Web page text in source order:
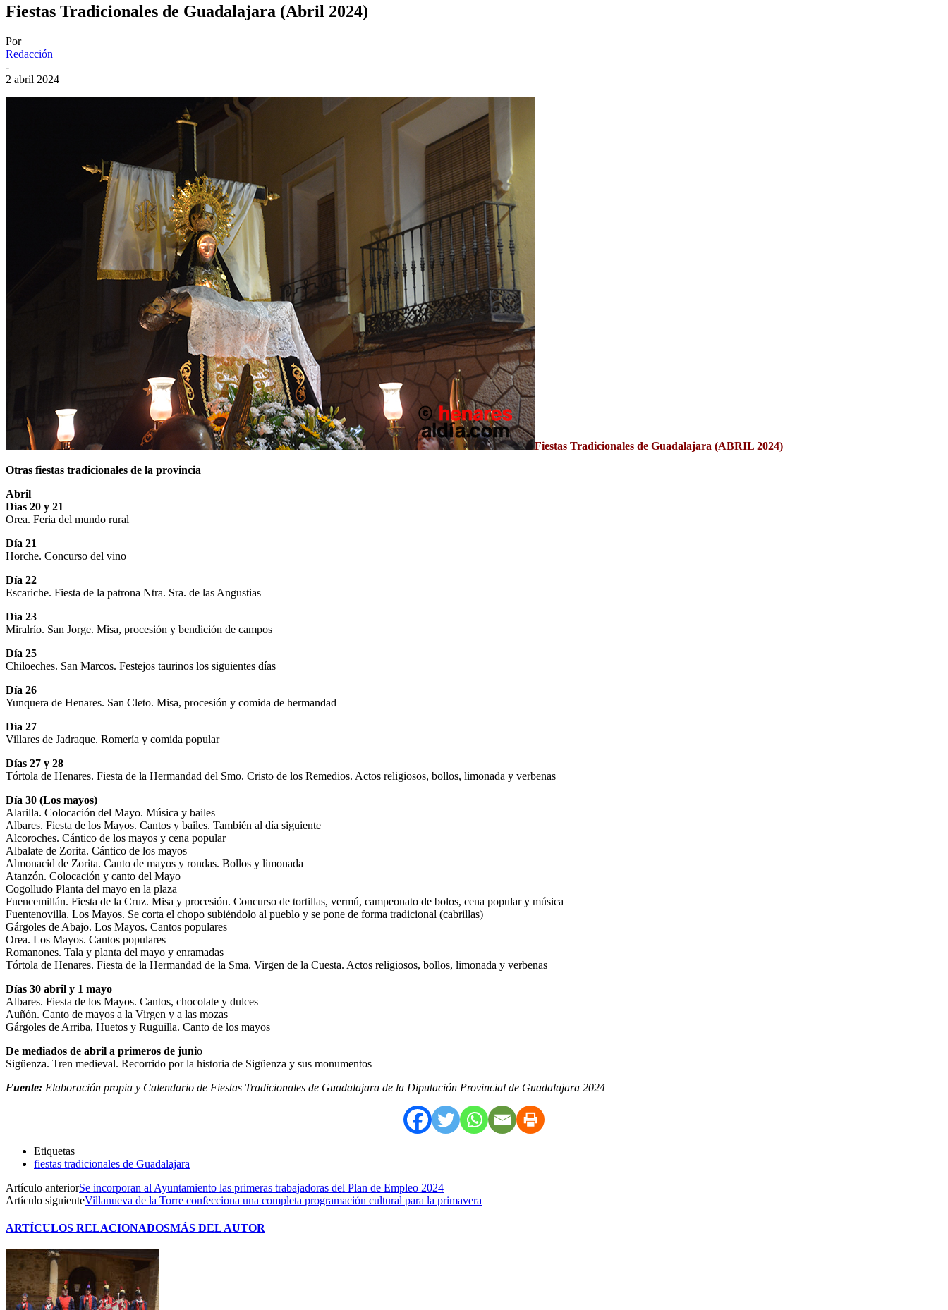
Fiestas Tradicionales de Guadalajara (Abril 2024)
Por
Redacción
-
2 abril 2024
Fiestas Tradicionales de Guadalajara (ABRIL 2024)
Otras fiestas tradicionales de la provincia
Abril
Días 20 y 21
Orea. Feria del mundo rural
Día 21
Horche. Concurso del vino
Día 22
Escariche. Fiesta de la patrona Ntra. Sra. de las Angustias
Día 23
Miralrío. San Jorge. Misa, procesión y bendición de campos
Día 25
Chiloeches. San Marcos. Festejos taurinos los siguientes días
Día 26
Yunquera de Henares. San Cleto. Misa, procesión y comida de hermandad
Día 27
Villares de Jadraque. Romería y comida popular
Días 27 y 28
Tórtola de Henares. Fiesta de la Hermandad del Smo. Cristo de los Remedios. Actos religiosos, bollos, limonada y verbenas
Día 30 (Los mayos)
Alarilla. Colocación del Mayo. Música y bailes
Albares. Fiesta de los Mayos. Cantos y bailes. También al día siguiente
Alcoroches. Cántico de los mayos y cena popular
Albalate de Zorita. Cántico de los mayos
Almonacid de Zorita. Canto de mayos y rondas. Bollos y limonada
Atanzón. Colocación y canto del Mayo
Cogolludo Planta del mayo en la plaza
Fuencemillán. Fiesta de la Cruz. Misa y procesión. Concurso de tortillas, vermú, campeonato de bolos, cena popular y música
Fuentenovilla. Los Mayos. Se corta el chopo subiéndolo al pueblo y se pone de forma tradicional (cabrillas)
Gárgoles de Abajo. Los Mayos. Cantos populares
Orea. Los Mayos. Cantos populares
Romanones. Tala y planta del mayo y enramadas
Tórtola de Henares. Fiesta de la Hermandad de la Sma. Virgen de la Cuesta. Actos religiosos, bollos, limonada y verbenas
Días 30 abril y 1 mayo
Albares. Fiesta de los Mayos. Cantos, chocolate y dulces
Auñón. Canto de mayos a la Virgen y a las mozas
Gárgoles de Arriba, Huetos y Ruguilla. Canto de los mayos
De mediados de abril a primeros de junio
Sigüenza. Tren medieval. Recorrido por la historia de Sigüenza y sus monumentos
Fuente: Elaboración propia y Calendario de Fiestas Tradicionales de Guadalajara de la Diputación Provincial de Guadalajara 2024
Etiquetas
fiestas tradicionales de Guadalajara
Artículo anteriorSe incorporan al Ayuntamiento las primeras trabajadoras del Plan de Empleo 2024
Artículo siguienteVillanueva de la Torre confecciona una completa programación cultural para la primavera
ARTÍCULOS RELACIONADOSMÁS DEL AUTOR